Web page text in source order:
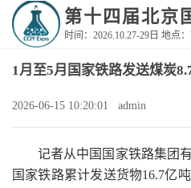
第十四届北京
时间：2026.10.27-29日 地点
1月至5月国家铁路发送煤炭
2026-06-15 10:20:01 admin
记者从中国国家铁路集团
国家铁路累计发送货物16.7亿